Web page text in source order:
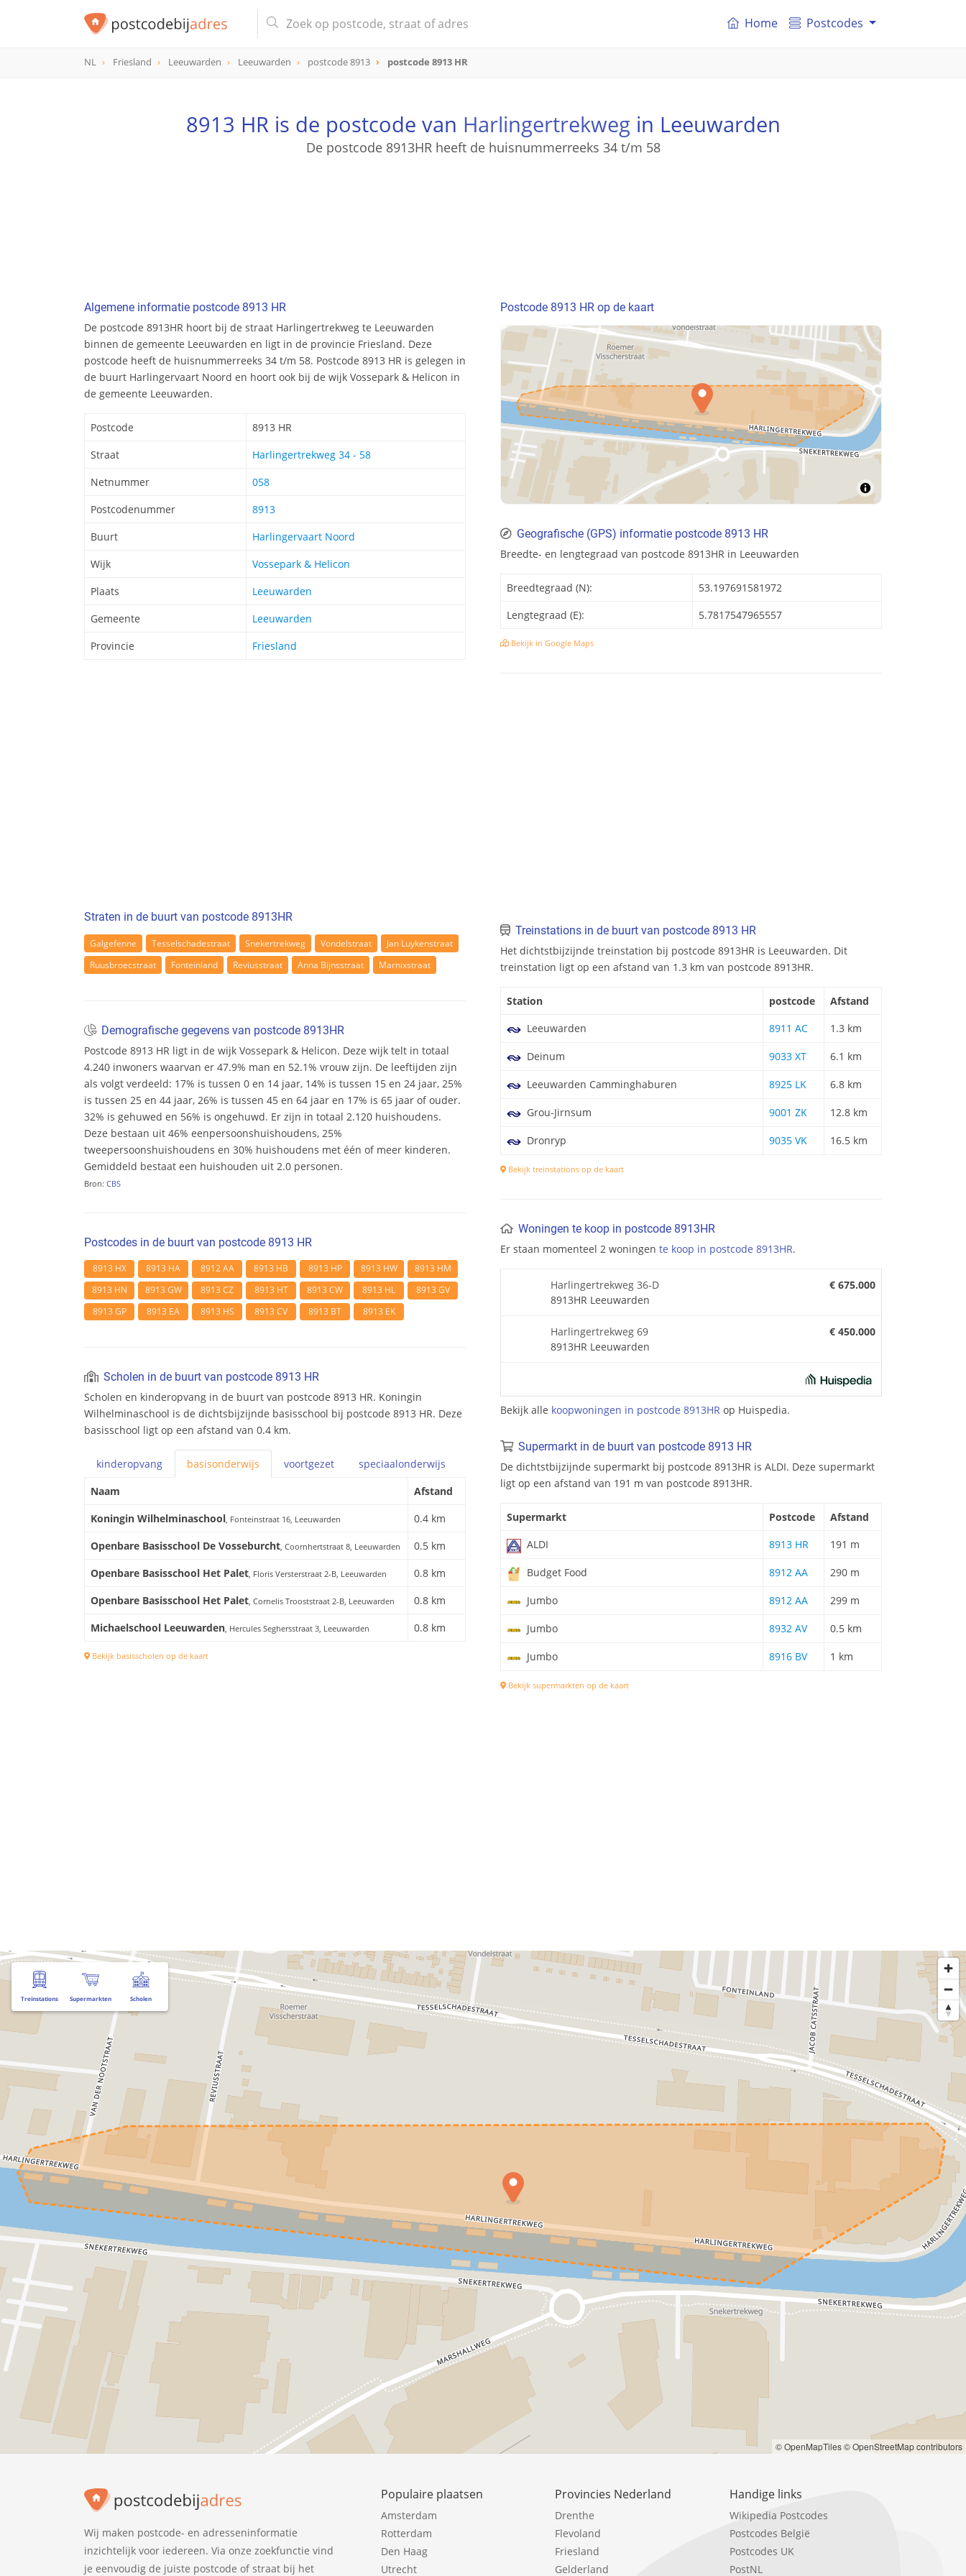
Home Postcodes
NL Friesland Leeuwarden Leeuwarden postcode 8913 postcode 8913 HR
8913 HR is de postcode van Harlingertrekwegin Leeuwarden
De postcode 8913HR heeft de huisnummerreeks 34 t/m 58
Algemene informatie postcode 8913 HR
De postcode 8913HR hoort bij de straat Harlingertrekweg te Leeuwarden
binnen de gemeente Leeuwarden en ligt in de provincie Friesland. Deze
postcode heeft de huisnummerreeks 34 t/m 58. Postcode 8913 HR is gelegen in
de buurt Harlingervaart Noord en hoort ook bij de wijk Vossepark & Helicon in
de gemeente Leeuwarden.
Postcode
8913 HR
Straat
Harlingertrekweg 34 - 58
Netnummer
058
Postcodenummer
8913
Buurt
Harlingervaart Noord
Wijk
Vossepark & Helicon
Plaats
Leeuwarden
Gemeente
Leeuwarden
Provincie
Friesland
Straten in de buurt van postcode 8913HR
Galgefenne Tesselschadestraat Snekertrekweg Vondelstraat
Jan Luykenstraat
Ruusbroecstraat
Fonteinland Reviusstraat Anna Bijnsstraat Marnixstraat
Demografische gegevens van postcode 8913HR
Postcode 8913 HR ligt in de wijk Vossepark & Helicon. Deze wijk telt in totaal
4.240 inwoners waarvan er 47.9% man en 52.1% vrouw zijn. De leeftijden zijn
als volgt verdeeld: 17% is tussen 0 en 14 jaar, 14% is tussen 15 en 24 jaar, 25%
is tussen 25 en 44 jaar, 26% is tussen 45 en 64 jaar en 17% is 65 jaar of ouder.
32% is gehuwed en 56% is ongehuwd. Er zijn in totaal 2.120 huishoudens.
Deze bestaan uit 46% eenpersoonshuishoudens, 25%
tweepersoonshuishoudens en 30% huishoudens met één of meer kinderen.
Gemiddeld bestaat een huishouden uit 2.0 personen.
Bron: CBS
Postcodes in de buurt van postcode 8913 HR
8913 HX 8913 HA 8912 AA 8913 HB 8913 HP 8913 HW
8913 HM
8913 HN
8913 GW 8913 CZ 8913 HT 8913 CW 8913 HL
8913 GV
8913 GP
8913 EA 8913 HS 8913 CV 8913 BT 8913 EK
Scholen in de buurt van postcode 8913 HR
Scholen en kinderopvang in de buurt van postcode 8913 HR. Koningin
Wilhelminaschool is de dichtsbijzijnde basisschool bij postcode 8913 HR. Deze
basisschool ligt op een afstand van 0.4 km.
kinderopvang basisonderwijs voortgezet speciaalonderwijs
Naam
Afstand
Koningin Wilhelminaschool, Fonteinstraat 16, Leeuwarden
0.4 km
Openbare Basisschool De Vosseburcht, Coornhertstraat 8, Leeuwarden
0.5 km
Openbare Basisschool Het Palet, Floris Versterstraat 2-B, Leeuwarden
0.8 km
Openbare Basisschool Het Palet, Cornelis Trooststraat 2-B, Leeuwarden
0.8 km
Michaelschool Leeuwarden, Hercules Seghersstraat 3, Leeuwarden 0.8 km
Bekijk basisscholen op de kaart
Postcode 8913 HR op de kaart
Geografische (GPS) informatie postcode 8913 HR
Breedte- en lengtegraad van postcode 8913HR in Leeuwarden
Breedtegraad (N):
53.197691581972
Lengtegraad (E):
5.7817547965557
Bekijk in Google Maps
Treinstations in de buurt van postcode 8913 HR
Het dichtstbijzijnde treinstation bij postcode 8913HR is Leeuwarden. Dit
treinstation ligt op een afstand van 1.3 km van postcode 8913HR.
Station postcode
Afstand
Leeuwarden
8911 AC 1.3 km
Deinum 9033 XT 6.1 km
Leeuwarden Camminghaburen 8925 LK 6.8 km
Grou-Jirnsum 9001 ZK 12.8 km
Dronryp 9035 VK 16.5 km
Bekijk treinstations op de kaart
Woningen te koop in postcode 8913HR
Er staan momenteel 2 woningen te koop in postcode 8913HR.
Harlingertrekweg 36-D
8913HR Leeuwarden
€ 675.000
Harlingertrekweg 69
8913HR Leeuwarden
€ 450.000
Bekijk alle koopwoningen in postcode 8913HR op Huispedia.
Supermarkt in de buurt van postcode 8913 HR
De dichtstbijzijnde supermarkt bij postcode 8913HR is ALDI. Deze supermarkt
ligt op een afstand van 191 m van postcode 8913HR.
Supermarkt Postcode
Afstand
ALDI
8913 HR 191 m
Budget Food 8912 AA 290 m
Jumbo 8912 AA 299 m
Jumbo 8932 AV 0.5 km
Jumbo 8916 BV 1 km
Bekijk supermarkten op de kaart
Treinstations Supermarkten Scholen
© OpenMapTiles© OpenStreetMap contributors
Wij maken postcode- en adresseninformatie
inzichtelijk voor iedereen. Via onze zoekfunctie vind
je eenvoudig de juiste postcode of straat bij het
Populaire plaatsen
Amsterdam
Rotterdam
Den Haag
Utrecht
Provincies Nederland
Drenthe
Flevoland
Friesland
Gelderland
Handige links
Wikipedia Postcodes
Postcodes België
Postcodes UK
PostNL